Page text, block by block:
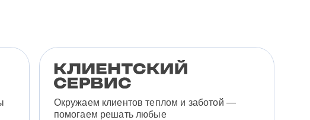
Окружаем клиентов теплом и заботой —
помогаем решать любые